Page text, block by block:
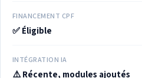
FINANCEMENT CPF
✅ Éligible
INTÉGRATION IA
⚠️ Récente, modules ajoutés